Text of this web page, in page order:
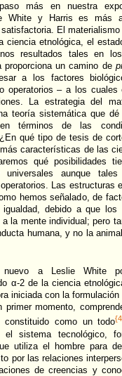
más en nuestra
White y Harris es más
El
ciencia etnológica, el
resultados tales en
un camino de
a los factores
operatorios – a los cuales
La estrategia del
teoría sistemática que
términos de las
qué tipo de tesis de
características de las
qué posibilidades
aunque
Las estructuras
hemos señalado, de
debido a que los
la mente individual; pero
humana, y no la
nuevo a Leslie White
α-2 de la ciencia
iniciada con la
primer momento,
constituido como un todo
el sistema tecnológico,
utiliza el hombre para
por las relaciones
de creencias y